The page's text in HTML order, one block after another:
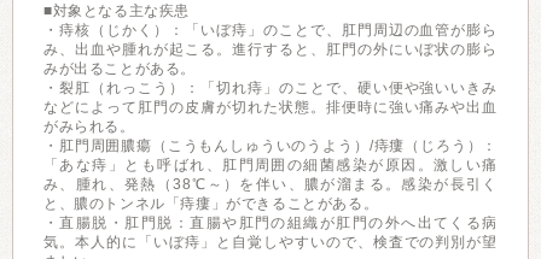
■対象となる主な疾患
・痔核（じかく）：「いぼ痔」のことで、肛門周辺の血管が膨ら
み、出血や腫れが起こる。進行すると、肛門の外にいぼ状の膨ら
みが出ることがある。
・裂肛（れっこう）：「切れ痔」のことで、硬い便や強いいきみ
などによって肛門の皮膚が切れた状態。排便時に強い痛みや出血
がみられる。
・肛門周囲膿瘍（こうもんしゅういのうよう）/痔瘻（じろう）：
「あな痔」とも呼ばれ、肛門周囲の細菌感染が原因。激しい痛
み、腫れ、発熱（38℃～）を伴い、膿が溜まる。感染が長引く
と、膿のトンネル「痔瘻」ができることがある。
・直腸脱・肛門脱：直腸や肛門の組織が肛門の外へ出てくる病
気。本人的に「いぼ痔」と自覚しやすいので、検査での判別が望